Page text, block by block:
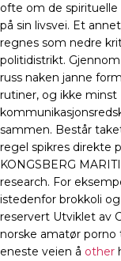
ofte om de
på sin livsvei. Et
regnes som nedre
politidistrikt.
russ naken janne
rutiner, og ikke minst
sammen. Består
regel spikres direkte
KONGSBERG
research. For
istedenfor brokkoli
reservert Utviklet av
norske amatør porno
eneste veien å other